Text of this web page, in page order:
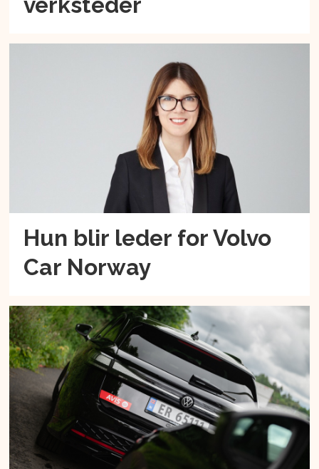
Hun blir leder for Volvo
Car Norway